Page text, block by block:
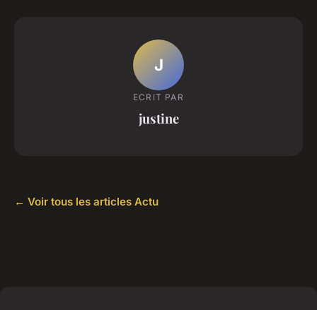
J
ECRIT PAR
justine
← Voir tous les articles Actu